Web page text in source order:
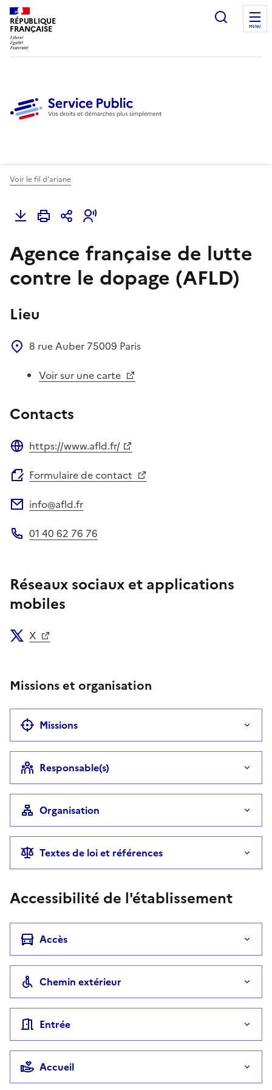
RÉPUBLIQUE
FRANÇAISE
Ouvrir
MENU
Voir le fil d'ariane
Agence française de lutte
contre le dopage (AFLD)
Lieu
8 rue Auber 75009 Paris
Voir sur une carte
Contacts
https://www.afld.fr/
Formulaire de contact
info@afld.fr
01 40 62 76 76
Réseaux sociaux et applications
mobiles
X
Missions et organisation
Missions
Responsable(s)
Organisation
Textes de loi et références
Accessibilité de l'établissement
Accès
Chemin extérieur
Entrée
Accueil